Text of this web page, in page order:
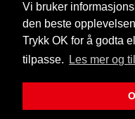
Vi bruker
den beste
Trykk OK for å godta
tilpasse.
Les mer og